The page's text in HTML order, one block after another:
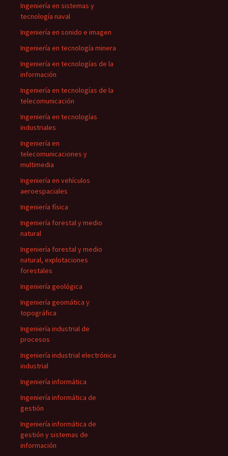
Ingeniería en sistemas y
tecnología naval
Ingeniería en sonido e imagen
Ingeniería en tecnología minera
Ingeniería en tecnologías de la
información
Ingeniería en tecnologías de la
telecomunicación
Ingeniería en tecnologías
industriales
Ingeniería en
telecomunicaciones y
multimedia
Ingeniería en vehículos
aeroespaciales
Ingeniería física
Ingeniería forestal y medio
natural
Ingeniería forestal y medio
natural, explotaciones
forestales
Ingeniería geológica
Ingeniería geomática y
topográfica
Ingeniería industrial de
procesos
Ingeniería industrial electrónica
industrial
Ingeniería informática
Ingeniería informática de
gestión
Ingeniería informática de
gestión y sistemas de
información